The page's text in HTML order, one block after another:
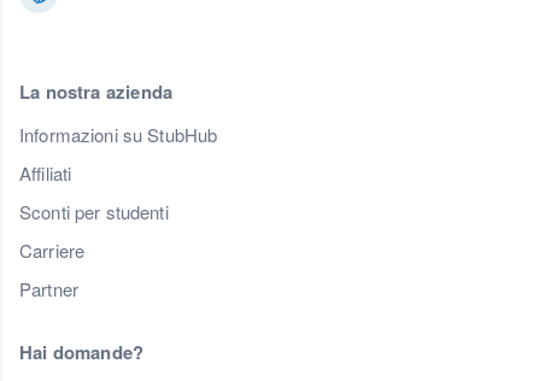
La nostra azienda
Informazioni su StubHub
Affiliati
Sconti per studenti
Carriere
Partner
Hai domande?